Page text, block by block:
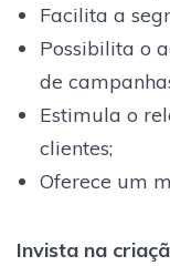
Facilita a
Possibilita o
de
Estimula o
clientes;
Oferece um
Invista na